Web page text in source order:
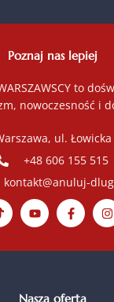
Poznaj nas lepiej
to
nowoczesność i
ul.
+48 606 155 515
kontakt@anuluj-
Nasza oferta